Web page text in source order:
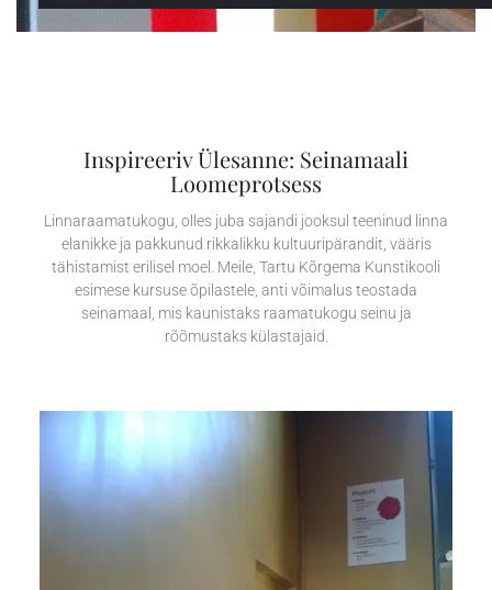
Inspireeriv Ülesanne: Seinamaali
Loomeprotsess
Linnaraamatukogu, olles juba sajandi jooksul teeninud linna
elanikke ja pakkunud rikkalikku kultuuripärandit, vääris
tähistamist erilisel moel. Meile, Tartu Kõrgema Kunstikooli
esimese kursuse õpilastele, anti võimalus teostada
seinamaal, mis kaunistaks raamatukogu seinu ja
rõõmustaks külastajaid.